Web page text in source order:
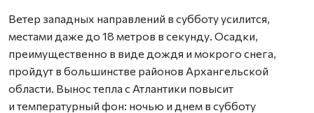
Ветер западных направлений в субботу усилится,
местами даже до 18 метров в секунду. Осадки,
преимущественно в виде дождя и мокрого снега,
пройдут в большинстве районов Архангельской
области. Вынос тепла с Атлантики повысит
и температурный фон: ночью и днем в субботу